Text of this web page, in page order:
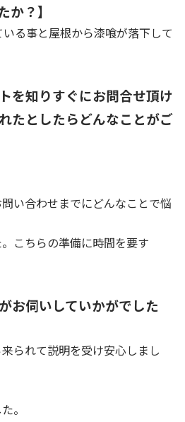
か？】
る事と屋根から漆喰が落下して
を知りすぐにお問合せ頂け
たとしたらどんなことがご
い合わせまでにどんなことで悩
。こちらの準備に時間を要す
お伺いしていかがでした
られて説明を受け安心しまし
。